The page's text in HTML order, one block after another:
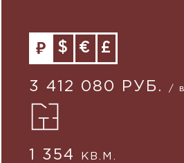
$ € £
3 412 080 РУБ. /
1 354 КВ.М.